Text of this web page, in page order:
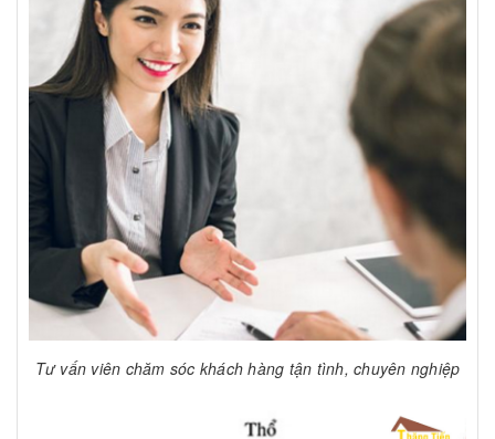
Tư vấn viên chăm sóc khách hàng tận tình, chuyên nghiệp